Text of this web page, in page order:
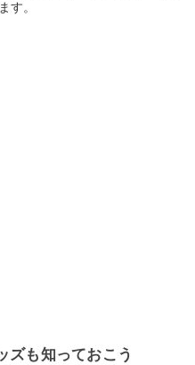
す。
ズも知っておこう